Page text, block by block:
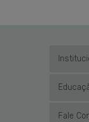
Fale